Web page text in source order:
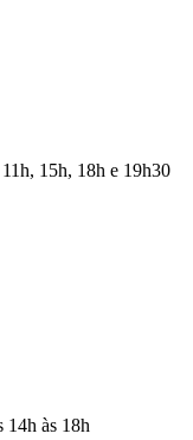
15h, 18h e 19h30
14h às 18h